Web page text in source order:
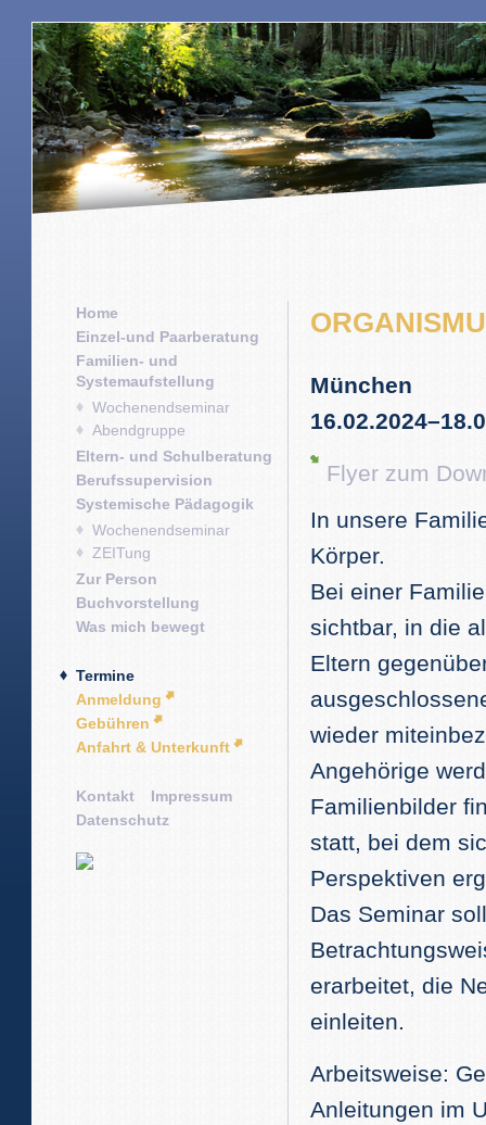
Home
Einzel-und Paarberatung
Familien- und
Systemaufstellung
Wochenendseminar
Abendgruppe
Eltern- und Schulberatung
Berufssupervision
Systemische Pädagogik
Wochenendseminar
ZEITung
Zur Person
Buchvorstellung
Was mich bewegt
Termine
Anmeldung
Gebühren
Anfahrt & Unterkunft
Kontakt
Impressum
Datenschutz
München
Flyer zum
In unsere
Körper.
Bei einer
sichtbar, in die
Eltern
wieder
Angehörige
Familienbilder
statt, bei dem
Perspektiven
Das Seminar
erarbeitet, die
einleiten.
Arbeitsweise:
Anleitungen im